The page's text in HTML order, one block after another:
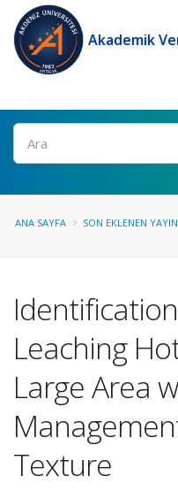
Akademik
Ara
ANA SAYFA SON EKLENEN
Leaching
Large Area
Texture